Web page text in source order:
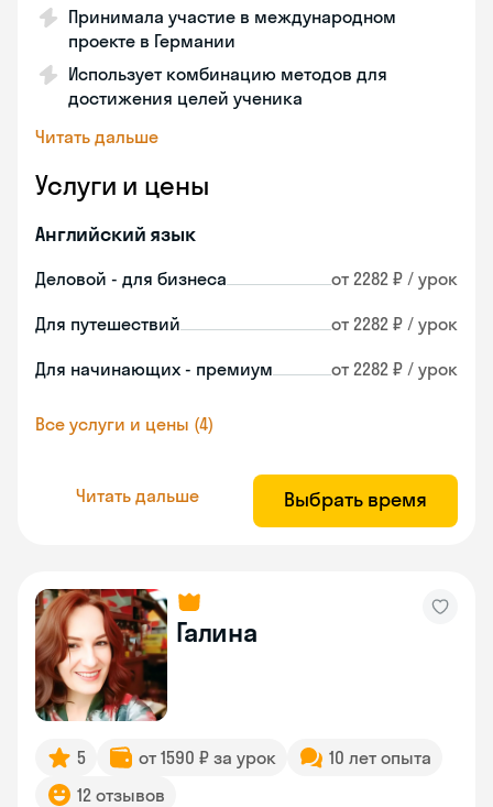
Принимала участие в международном
проекте в Германии
Использует комбинацию методов для
достижения целей ученика
Читать дальше
Услуги и цены
Английский язык
Деловой - для бизнеса от 2282 ₽ / урок
Для путешествий от 2282 ₽ / урок
Для начинающих - премиум от 2282 ₽ / урок
Все услуги и цены (4)
Читать дальше Выбрать время
Галина
5 от 1590 ₽ за урок
10 лет опыта
12 отзывов